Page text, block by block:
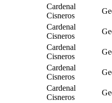
Cardenal
Cisneros
Cardenal
Cisneros
Cardenal
Cisneros
Cardenal
Cisneros
Cardenal
Cisneros